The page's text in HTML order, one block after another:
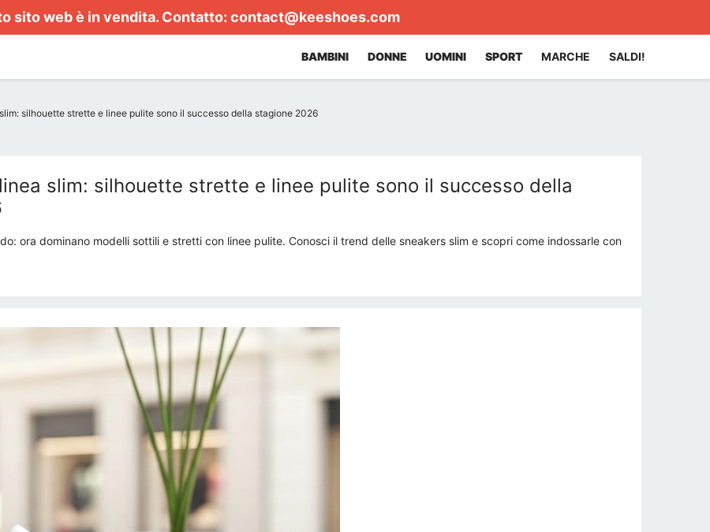
sito web è in vendita. Contatto: contact@keeshoes.com
BAMBINI DONNE UOMINI SPORT MARCHE SALDI!
silhouette strette e linee pulite sono il successo della stagione 2026
slim: silhouette strette e linee pulite sono il successo della
ora dominano modelli sottili e stretti con linee pulite. Conosci il trend delle sneakers slim e scopri come indossarle con